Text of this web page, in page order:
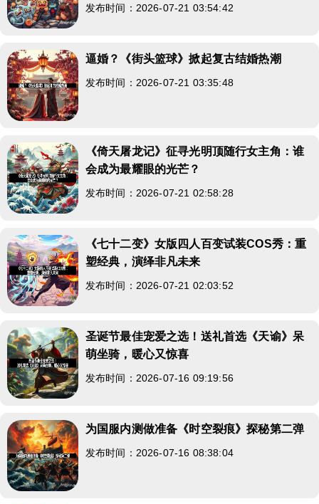
发布时间：2026-07-21 03:54:42
逼婚？《街头篮球》掀起复古结婚热潮
发布时间：2026-07-21 03:35:48
《倚天屠龙记》征寻光明顶随行女主角：谁
会成为最耀眼的光芒？
发布时间：2026-07-21 02:58:28
《七十二变》女版四人百变试装COS秀：重
塑经典，演绎非凡未来
发布时间：2026-07-21 02:03:52
圣诞节最佳宠爱之选！送礼首选《天谕》呆
萌坐骑，暖心又惊喜
发布时间：2026-07-16 09:19:56
为国服内测做准备《时空裂痕》探秘第二弹
发布时间：2026-07-16 08:38:04